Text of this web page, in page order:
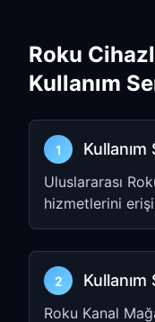
(ör.,
Adım 2:
Set up
Wi-Fi
Roku
Kullanım
1
Uluslararası
hizmetlerini
2
Roku Kanal